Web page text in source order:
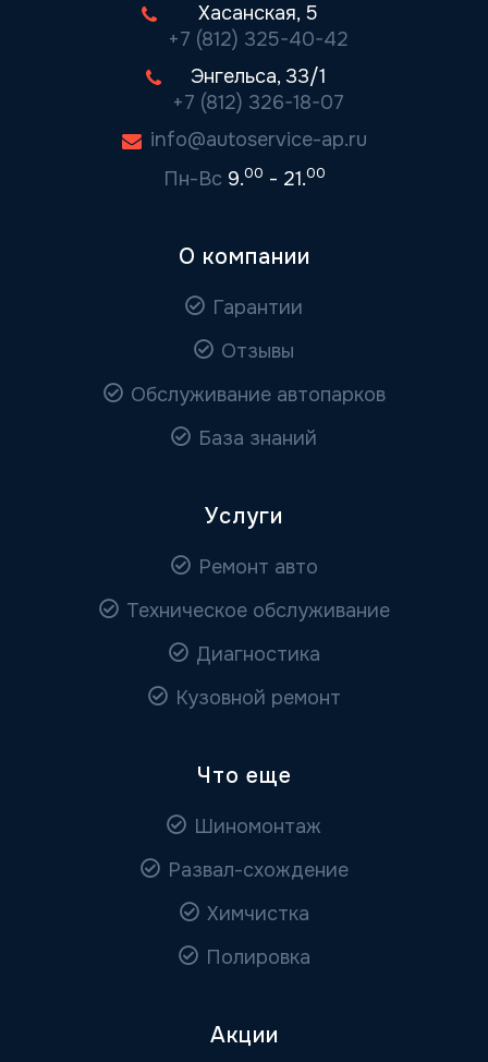
Хасанская, 5
+7 (812) 325-40-42
Энгельса, 33/1
+7 (812) 326-18-07
info@autoservice-ap.ru
Пн-Вс 9.00 - 21.00
О компании
Гарантии
Отзывы
Обслуживание автопарков
База знаний
Услуги
Ремонт авто
Техническое обслуживание
Диагностика
Кузовной ремонт
Что еще
Шиномонтаж
Развал-схождение
Химчистка
Полировка
Акции